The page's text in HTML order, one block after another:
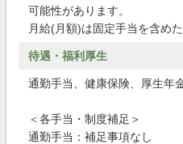
可能性があります。
月給(月額)は固定手当を含めた
待遇・福利厚生
通勤手当、健康保険、厚生年
＜各手当・制度補足＞
通勤手当：補足事項なし